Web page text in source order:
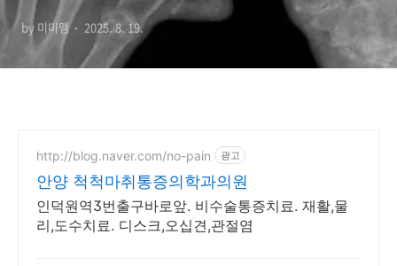
by 미미맴 2025. 8. 19.
http://blog.naver.com/no-pain 광고
안양 척척마취통증의학과의원
인덕원역3번출구바로앞. 비수술통증치료. 재활,물
리,도수치료. 디스크,오십견,관절염